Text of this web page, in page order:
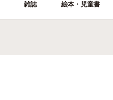
雑誌 絵本・児童書